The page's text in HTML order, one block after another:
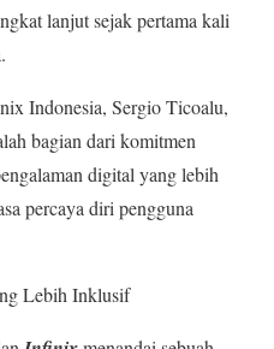
lanjut sejak pertama kali
Indonesia, Sergio Ticoalu,
bagian dari komitmen
digital yang lebih
percaya diri pengguna
Lebih Inklusif